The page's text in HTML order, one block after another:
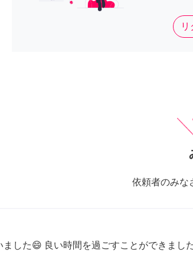
依頼者のみな
ました😄 良い時間を過ごすことができまし